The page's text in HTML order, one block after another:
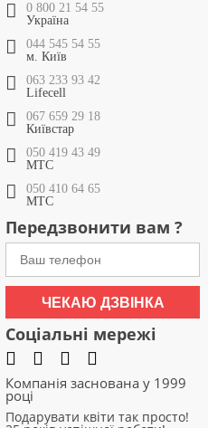
0 800 21 54 55
Україна
044 545 54 55
м. Київ
063 233 93 42
Lifecell
067 659 29 18
Київстар
050 419 43 49
МТС
050 410 64 65
МТС
Передзвонити вам ?
ЧЕКАЮ ДЗВІНКА
Соціальні мережі
Компанія заснована у 1999
році
Подарувати квіти так просто!